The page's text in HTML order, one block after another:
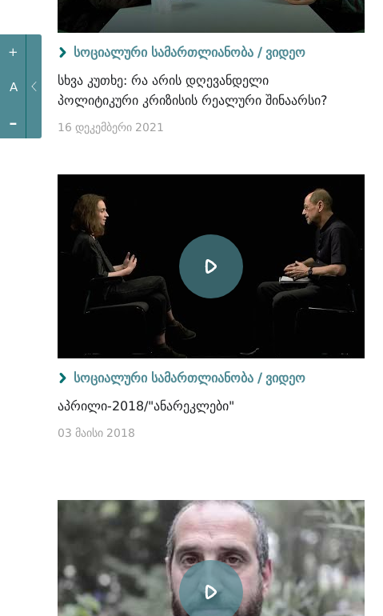
+
A
-
სოციალური სამართლიანობა / ვიდეო
სხვა კუთხე: რა არის დღევანდელი
პოლიტიკური კრიზისის რეალური შინაარსი?
16 დეკემბერი 2021
სოციალური სამართლიანობა / ვიდეო
აპრილი-2018/"ანარეკლები"
03 მაისი 2018